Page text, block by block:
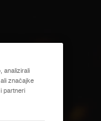
analizirali
značajke
partneri